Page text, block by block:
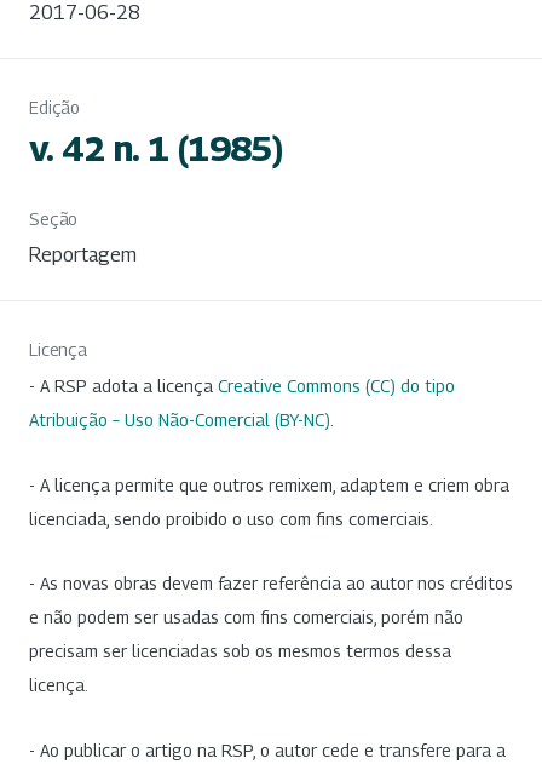
2017-06-28
Edição
v. 42 n. 1 (1985)
Seção
Reportagem
Licença
- A RSP adota a licença Creative Commons (CC) do tipo
Atribuição – Uso Não-Comercial (BY-NC)
- A licença permite que outros remixem, adaptem e criem obra
licenciada, sendo proibido o uso com fins comerciais.
- As novas obras devem fazer referência ao autor nos créditos
e não podem ser usadas com fins comerciais, porém não
precisam ser licenciadas sob os mesmos termos dessa
licença.
- Ao publicar o artigo na RSP, o autor cede e transfere para a